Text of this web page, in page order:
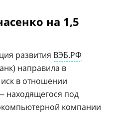
на 1,5
развития ВЭБ.РФ
направила в
иск в отношении
находящегося под
компании